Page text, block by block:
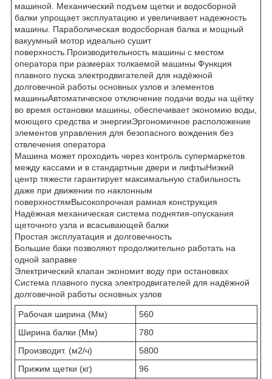
машиной. Механический подъем щетки и водосборной
балки упрощает эксплуатацию и увеличивает надежность
машины. Параболическая водосборная балка и мощный
вакуумный мотор идеально сушит
поверхность.Производительность машины с местом
оператора при размерах толкаемой машины Функция
плавного пуска электродвигателей для надёжной
долговечной работы основных узлов и элементов
машиныАвтоматическое отключение подачи воды на щётку
во время остановки машины, обеспечивает экономию воды,
моющего средства и энергииЭргономичное расположение
элементов управления для безопасного вождения без
отвлечения оператора
Машина может проходить через контроль супермаркетов
между кассами и в стандартные двери и лифтыНизкий
центр тяжести гарантирует максимальную стабильность
даже при движении по наклонным
поверхностямВысокопрочная рамная конструкция
Надёжная механическая система поднятия-опускания
щеточного узла и всасывающей балки
Простая эксплуатация и долговечность
Большие баки позволяют продолжительно работать на
одной заправке
Электрический клапан экономит воду при остановках
Система плавного пуска электродвигателей для надёжной
долговечной работы основных узлов
Рабочая ширина (Мм)
560
Ширина балки (Мм)
780
Производит. (м2/ч)
5800
Прижим щетки (кг)
96